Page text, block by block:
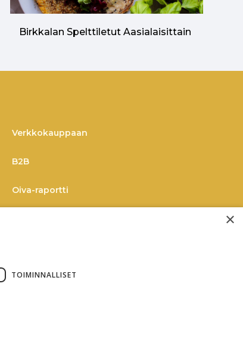
Birkkalan Spelttiletut Aasialaisittain
Verkkokauppaan
B2B
Oiva-raportti
×
TOIMINNALLISET